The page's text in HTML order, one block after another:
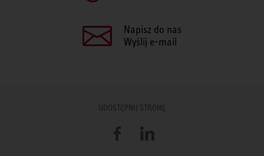
Napisz do nas
Wyślij e-mail
UDOSTĘPNIJ STRONĘ
FacebookLinkedIn